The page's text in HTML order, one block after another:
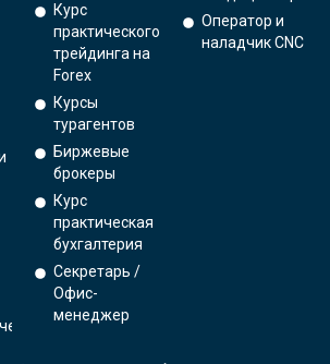
Курс
практического
трейдинга на
Forex
Курсы
турагентов
Биржевые
брокеры
Курс
практическая
бухгалтерия
Секретарь /
Офис-
менеджер
Оператор и
наладчик CNC